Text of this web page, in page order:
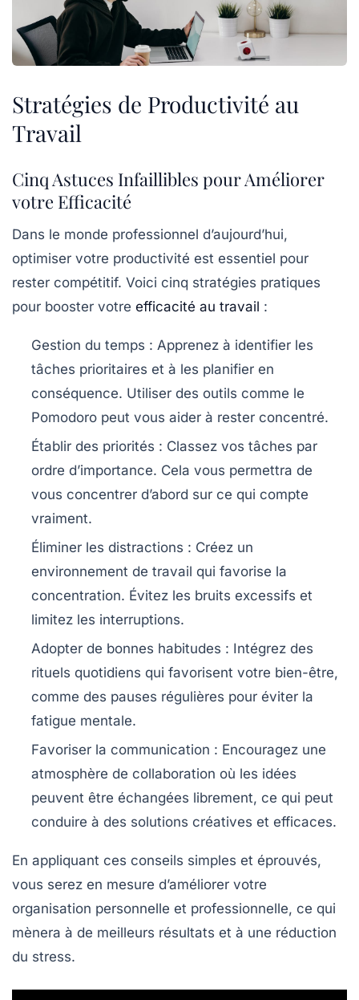
Stratégies de Productivité au
Travail
Cinq Astuces Infaillibles pour Améliorer
votre Efficacité
Dans le monde professionnel d’aujourd’hui,
optimiser votre productivité est essentiel pour
rester compétitif. Voici cinq stratégies pratiques
pour booster votre efficacité au travail :
Gestion du temps : Apprenez à identifier les
tâches prioritaires et à les planifier en
conséquence. Utiliser des outils comme le
Pomodoro peut vous aider à rester concentré.
Établir des priorités : Classez vos tâches par
ordre d’importance. Cela vous permettra de
vous concentrer d’abord sur ce qui compte
vraiment.
Éliminer les distractions : Créez un
environnement de travail qui favorise la
concentration. Évitez les bruits excessifs et
limitez les interruptions.
Adopter de bonnes habitudes : Intégrez des
rituels quotidiens qui favorisent votre bien-être,
comme des pauses régulières pour éviter la
fatigue mentale.
Favoriser la communication : Encouragez une
atmosphère de collaboration où les idées
peuvent être échangées librement, ce qui peut
conduire à des solutions créatives et efficaces.
En appliquant ces conseils simples et éprouvés,
vous serez en mesure d’améliorer votre
organisation personnelle et professionnelle, ce qui
mènera à de meilleurs résultats et à une réduction
du stress.